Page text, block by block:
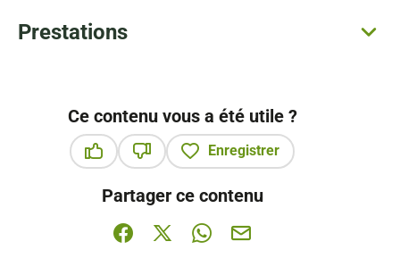
Prestations
Ce contenu vous a été utile ?
Enregistrer
Partager ce contenu
Partager sur Facebook (nouvelle fenêtre)
Partager sur X / Twitter (nouvelle
Partager sur WhatsApp
Partager par mail